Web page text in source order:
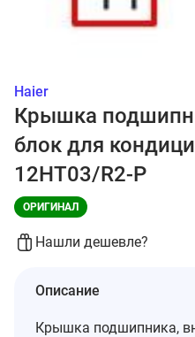
Haier
Крышка
блок для
12HT03/R2-P
ОРИГИНАЛ
Нашли дешевле?
Описание
Крышка подшипника,